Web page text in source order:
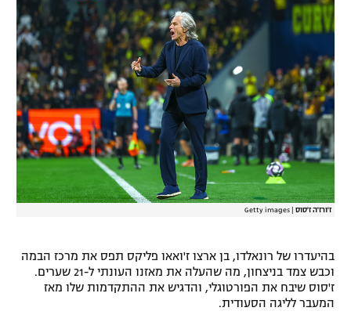
ז'ורז'ה ז'סוס Getty images
בהיעדרו של רונאלדו, בן ארצו ז'ואאו פליקס תפס את מרכז הבמה
וכבש צמד בניצחון, מה שהעלה את מאזנו העונתי ל-21 שערים.
ז'סוס שיבח את הפורטוגלי, והדגיש את ההתקדמות שלו מאז
המעבר לליגה הסעודית.